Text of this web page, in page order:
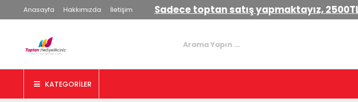
Anasayfa Hakkımızda İletişim Sadece toptan satış yapmaktayız,
KATEGORİLER